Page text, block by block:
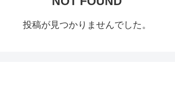
投稿が見つかりませんでした。